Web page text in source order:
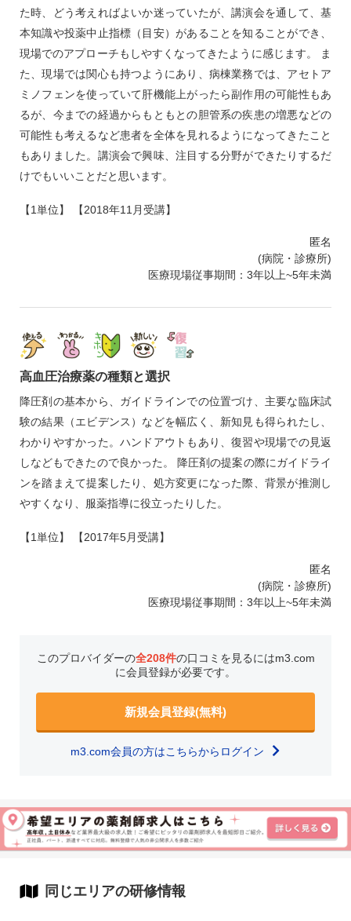
た時、どう考えればよいか迷っていたが、講演会を通して、基
本知識や投薬中止指標（目安）があることを知ることができ、
現場でのアプローチもしやすくなってきたように感じます。 ま
た、現場では関心も持つようにあり、病棟業務では、アセトア
ミノフェンを使っていて肝機能上がったら副作用の可能性もあ
るが、今までの経過からもともとの胆管系の疾患の増悪などの
可能性も考えるなど患者を全体を見れるようになってきたこと
もありました。講演会で興味、注目する分野ができたりするだ
けでもいいことだと思います。
【1単位】 【2018年11月受講】
匿名
(病院・診療所)
医療現場従事期間：3年以上~5年未満
高血圧治療薬の種類と選択
降圧剤の基本から、ガイドラインでの位置づけ、主要な臨床試
験の結果（エビデンス）などを幅広く、新知見も得られたし、
わかりやすかった。ハンドアウトもあり、復習や現場での見返
しなどもできたので良かった。 降圧剤の提案の際にガイドライ
ンを踏まえて提案したり、処方変更になった際、背景が推測し
やすくなり、服薬指導に役立ったりした。
【1単位】 【2017年5月受講】
匿名
(病院・診療所)
医療現場従事期間：3年以上~5年未満
このプロバイダーの全208件の口コミを見るにはm3.com
に会員登録が必要です。
新規会員登録(無料)
m3.com会員の方はこちらからログイン
同じエリアの研修情報